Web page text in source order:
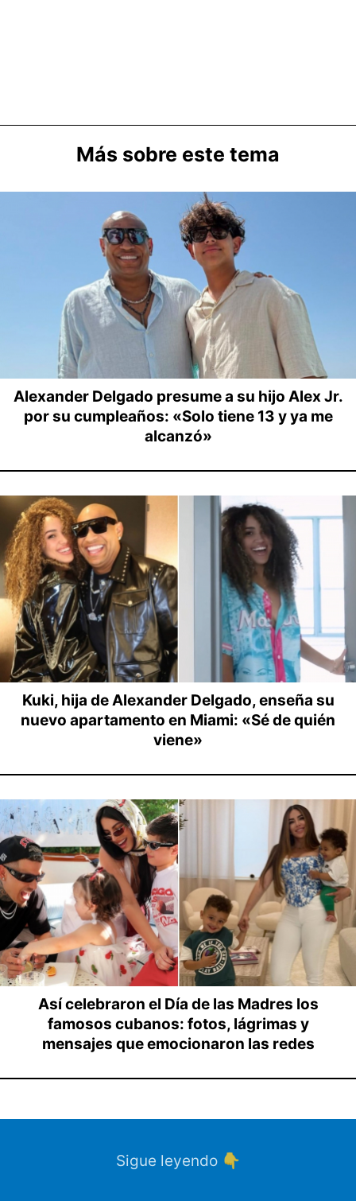
Más sobre este tema
Alexander Delgado presume a su hijo Alex Jr.
por su cumpleaños: «Solo tiene 13 y ya me
alcanzó»
Kuki, hija de Alexander Delgado, enseña su
nuevo apartamento en Miami: «Sé de quién
viene»
Así celebraron el Día de las Madres los
famosos cubanos: fotos, lágrimas y
mensajes que emocionaron las redes
Sigue leyendo 👇